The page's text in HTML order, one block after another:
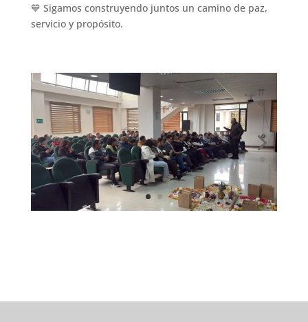
💙 Sigamos construyendo juntos un camino de paz,
servicio y propósito.